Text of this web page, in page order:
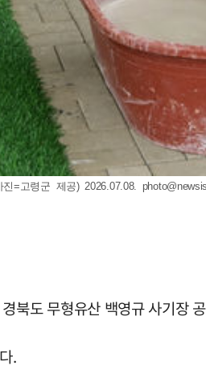
=고령군 제공) 2026.07.08.
북도 무형유산 백영규 사기장
.